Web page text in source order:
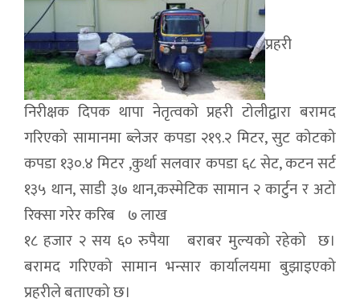
प्रहरी
निरीक्षक दिपक थापा नेतृत्वको प्रहरी टोलीद्वारा बरामद
गरिएको सामानमा ब्लेजर कपडा २१९.२ मिटर, सुट कोटको
कपडा १३०.४ मिटर ,कुर्था सलवार कपडा ६८ सेट, कटन सर्ट
१३५ थान, साडी ३७ थान,कस्मेटिक सामान २ कार्टुन र अटो
रिक्सा गरेर करिब ७ लाख
१८ हजार २ सय ६० रुपैया बराबर मुल्यको रहेको छ।
बरामद गरिएको सामान भन्सार कार्यालयमा बुझाइएको
प्रहरीले बताएको छ।